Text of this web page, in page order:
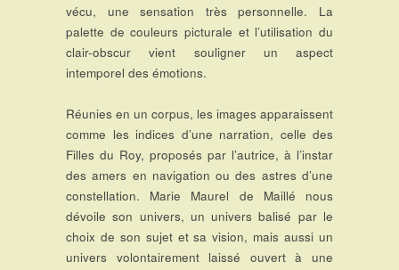
vécu, une sensation très personnelle. La
palette de couleurs picturale et l’utilisation du
clair-obscur vient souligner un aspect
intemporel des émotions.
Réunies en un corpus, les images apparaissent
comme les indices d’une narration, celle des
Filles du Roy, proposés par l’autrice, à l’instar
des amers en navigation ou des astres d’une
constellation. Marie Maurel de Maillé nous
dévoile son univers, un univers balisé par le
choix de son sujet et sa vision, mais aussi un
univers volontairement laissé ouvert à une